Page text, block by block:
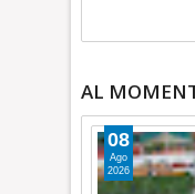
AL
08
Ago
2026